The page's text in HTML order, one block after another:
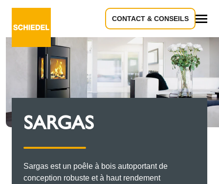
CONTACT & CONSEILS
SARGAS
Sargas est un poêle à bois autoportant de
conception robuste et à haut rendement